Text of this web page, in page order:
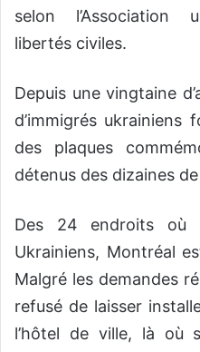
selon l’Association
libertés civiles.
Depuis une vingtaine
d’immigrés
des plaques
détenus des dizaines
Des 24 endroits où
Ukrainiens, Montréal
Malgré les demandes
refusé de laisser
l’hôtel de ville, là où